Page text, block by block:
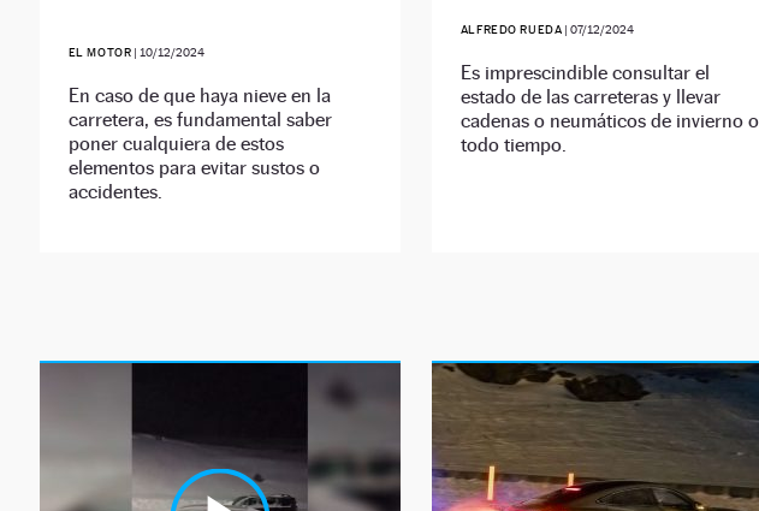
EL MOTOR | 10/12/2024
En caso de que haya nieve en la
carretera, es fundamental saber
poner cualquiera de estos
elementos para evitar sustos o
accidentes.
ALFREDO RUEDA |07/12/2024
Es imprescindible consultar el
estado de las carreteras y llevar
cadenas o neumáticos de invierno o
todo tiempo.